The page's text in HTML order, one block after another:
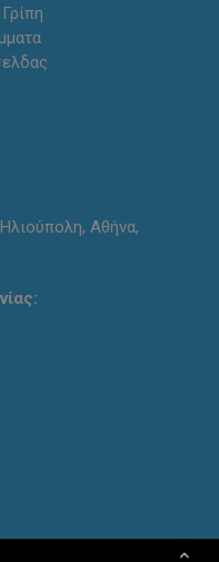
Αθήνα,